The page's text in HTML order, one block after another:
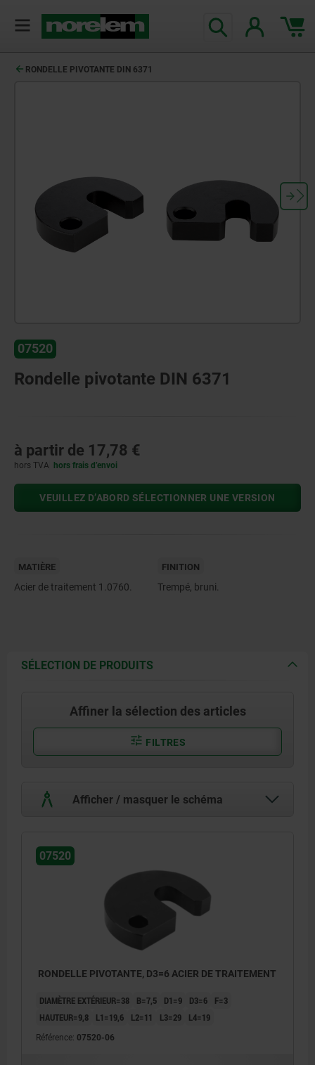
RONDELLE PIVOTANTE DIN 6371
07520
Rondelle pivotante DIN 6371
à partir de 17,78 €
hors TVA hors frais d’envoi
VEUILLEZ D’ABORD SÉLECTIONNER UNE VERSION
MATIÈRE
Acier de traitement 1.0760.
FINITION
Trempé, bruni.
SÉLECTION DE PRODUITS
Affiner la sélection des articles
FILTRES
Afficher / masquer le schéma
07520
RONDELLE PIVOTANTE, D3=6 ACIER DE TRAITEMENT
DIAMÈTRE EXTÉRIEUR=38 B=7,5 D1=9 D3=6
F=3
HAUTEUR=9,8
L1=19,6 L2=11 L3=29 L4=19
Référence: 07520-06